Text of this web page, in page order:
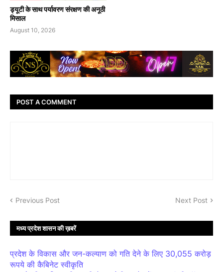
ड्यूटी के साथ पर्यावरण संरक्षण की अनूठी
मिसाल
August 10, 2026
POST A COMMENT
Previous Post Next Post
मध्य प्रदेश शासन की ख़बरें
प्रदेश के विकास और जन-कल्याण को गति देने के लिए 30,055 करोड़
रूपये की कैबिनेट स्वीकृति